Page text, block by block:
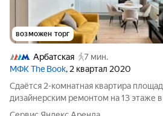
возможен торг
Арбатская
7 мин.
МФК The Book, 2 квартал 2020
Сдаётся 2-комнатная квартира
дизайнерским ремонтом на 13 этаже
срок от 11 месяцев. Из техники есть: Телевизор Духовой шкаф